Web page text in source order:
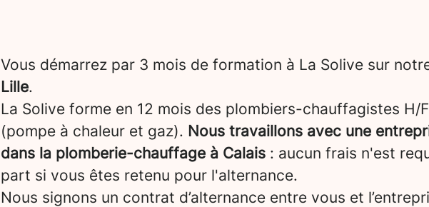
Vous démarrez par 3 mois de formation à La Solive sur
Lille.
La Solive forme en 12 mois des plombiers-chauffagistes H/
(pompe à chaleur et gaz). Nous travaillons avec une
dans la plomberie-chauffage à Calais : aucun frais n'est
part si vous êtes retenu pour l'alternance.
Nous signons un contrat d’alternance entre vous et